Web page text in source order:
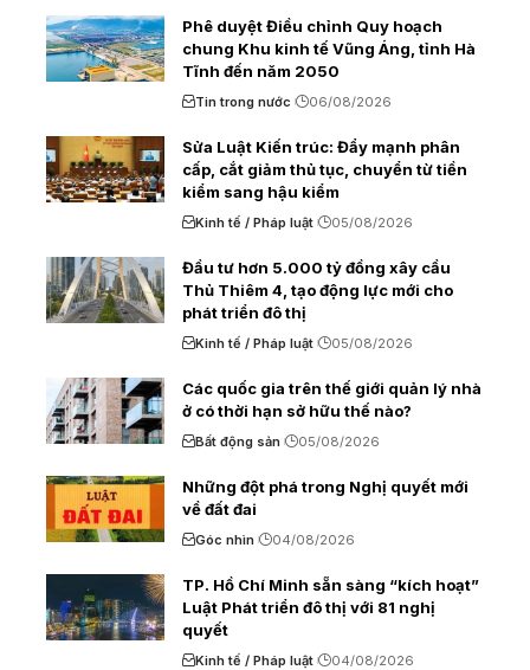
Phê duyệt Điều chỉnh Quy hoạch
chung Khu kinh tế Vũng Áng, tỉnh Hà
Tĩnh đến năm 2050
Tin trong nước 06/08/2026
Sửa Luật Kiến trúc: Đẩy mạnh phân
cấp, cắt giảm thủ tục, chuyển từ tiền
kiểm sang hậu kiểm
Kinh tế / Pháp luật 05/08/2026
Đầu tư hơn 5.000 tỷ đồng xây cầu
Thủ Thiêm 4, tạo động lực mới cho
phát triển đô thị
Kinh tế / Pháp luật 05/08/2026
Các quốc gia trên thế giới quản lý nhà
ở có thời hạn sở hữu thế nào?
Bất động sản 05/08/2026
Những đột phá trong Nghị quyết mới
về đất đai
Góc nhìn 04/08/2026
TP. Hồ Chí Minh sẵn sàng “kích hoạt”
Luật Phát triển đô thị với 81 nghị
quyết
Kinh tế / Pháp luật 04/08/2026